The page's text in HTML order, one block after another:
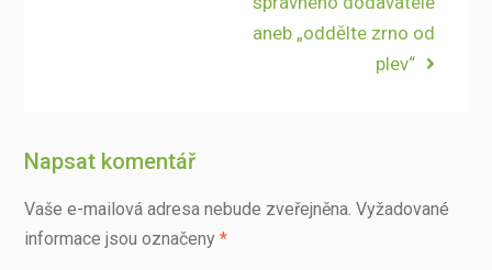
aneb „oddělte zrno od
plev“
Napsat komentář
Vaše e-mailová adresa nebude zveřejněna. Vyžadované
informace jsou označeny *